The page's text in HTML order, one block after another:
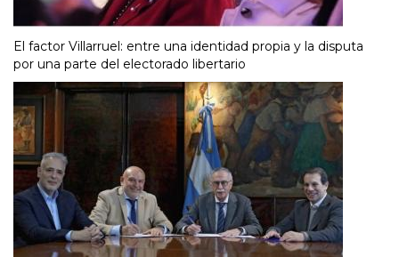
El factor Villarruel: entre una identidad propia y la disputa
por una parte del electorado libertario